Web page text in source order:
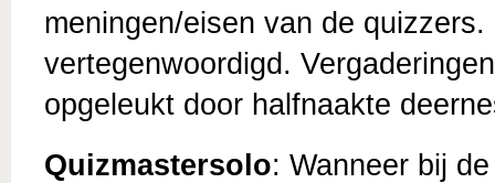
meningen/eisen van de
vertegenwoordigd.
opgeleukt door halfnaakte
Quizmastersolo: Wanneer bij